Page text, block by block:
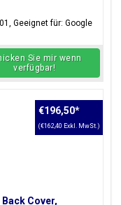
Geeignet für: Google
Sie mir wenn
verfügbar!
Cover,
€196,50*
(€162,40 Exkl. MwSt.)